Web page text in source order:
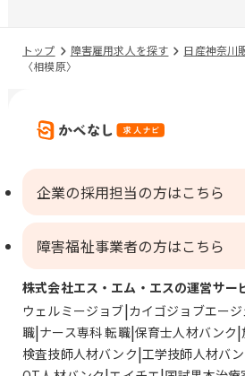
トップ 障害雇用求人を探す 日産神奈川
〈相模原〉
企業の採用担当の方はこちら
障害福祉事業者の方はこちら
株式会社エス・エム・エスの運営サー
ウェルミージョブ カイゴジョブエー
職 ナース専科 転職 保育士人材バンク
検査技師人材バンク 工学技師人材バ